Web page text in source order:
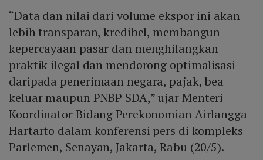
“Data dan nilai dari volume ekspor ini akan
lebih transparan, kredibel, membangun
kepercayaan pasar dan menghilangkan
praktik ilegal dan mendorong optimalisasi
daripada penerimaan negara, pajak, bea
keluar maupun PNBP SDA,” ujar Menteri
Koordinator Bidang Perekonomian Airlangga
Hartarto dalam konferensi pers di kompleks
Parlemen, Senayan, Jakarta, Rabu (20/5).